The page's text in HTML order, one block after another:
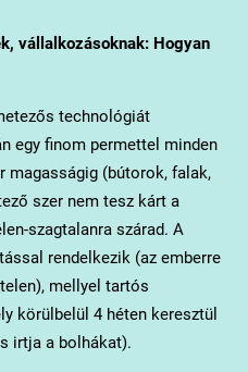
vállalkozásoknak: Hogyan
technológiát
egy finom permettel minden
magasságig (bútorok, falak,
szer nem tesz kárt a
szagtalanra szárad. A
rendelkezik (az emberre
mellyel tartós
körülbelül 4 héten keresztül
irtja a bolhákat).